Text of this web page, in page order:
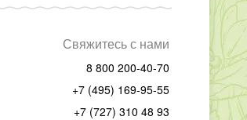
Свяжитесь с нами
8 800 200-40-70
+7 (495) 169-95-55
+7 (727) 310 48 93